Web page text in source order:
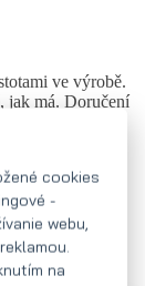
ve výrobě.
jak má. Doručení
cookies
-
webu,
na